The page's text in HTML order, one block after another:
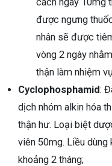
được ngưng
nhân sẽ được
vòng 2 ngày
thận làm nhiệm
Cyclophosphamid:
dịch nhóm alkin hóa
thận hư. Loại biệt
viên 50mg. Liều
khoảng 2 tháng;